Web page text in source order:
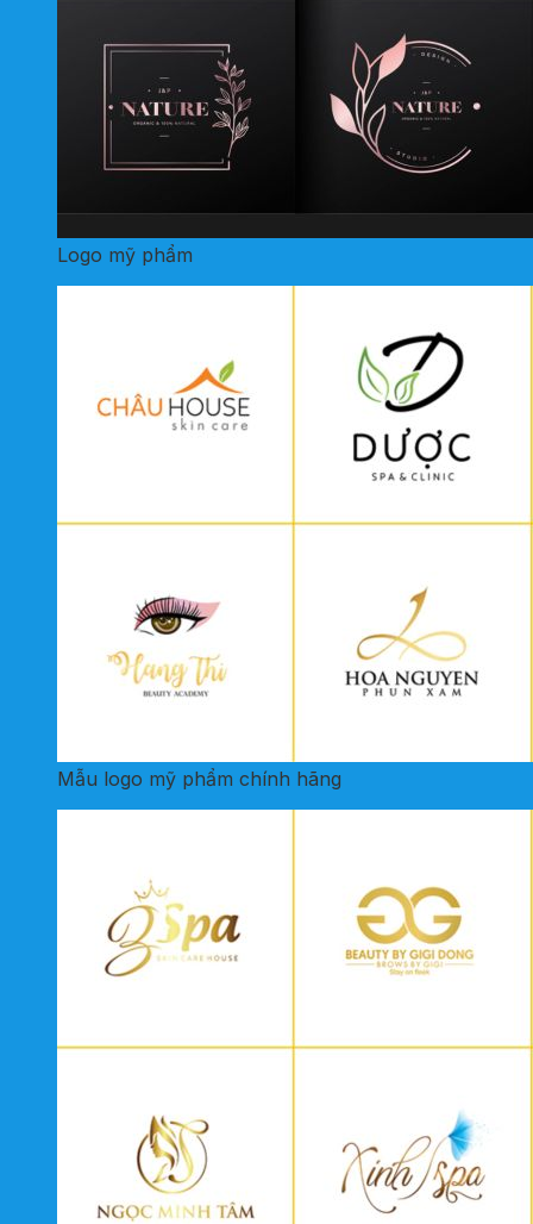
Logo mỹ phẩm
Mẫu logo mỹ phẩm chính hãng